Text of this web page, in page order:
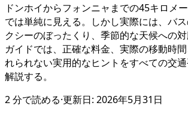
ドンホイからフォンニャまでの45キロメ
では単純に見える。しかし実際には、バ
クシーのぼったくり、季節的な天候への
ガイドでは、正確な料金、実際の移動時
れられない実用的なヒントをすべての交
解説する。
2分で読める·更新日: 2026年5月31日